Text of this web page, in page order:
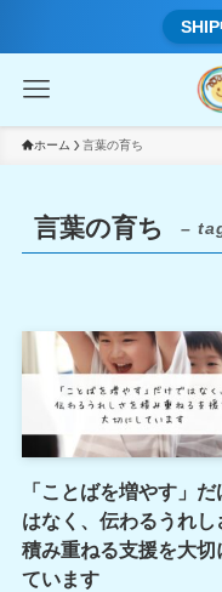
ホーム 言葉の育ち
言葉の育ち –
「ことばを増やす」だ
はなく、伝わるうれし
積み重ねる支援を大切
ています